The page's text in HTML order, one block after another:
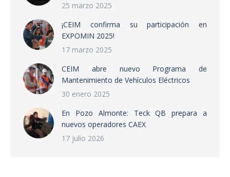
25 marzo 2025
¡CEIM confirma su participación en
EXPOMIN 2025!
17 marzo 2025
CEIM abre nuevo Programa de
Mantenimiento de Vehículos Eléctricos
30 enero 2025
En Pozo Almonte: Teck QB prepara a
nuevos operadores CAEX
17 julio 2026